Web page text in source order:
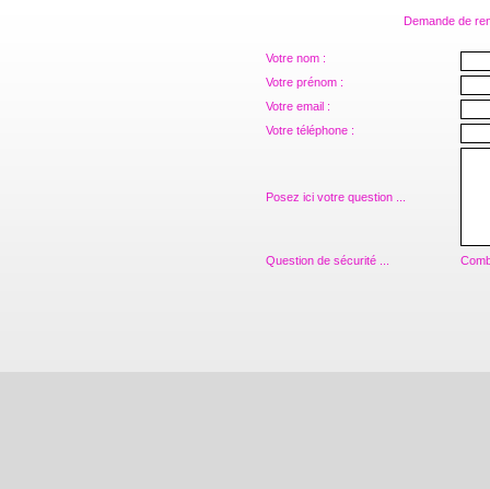
Demande de
Votre nom :
Votre prénom :
Votre email :
Votre téléphone :
Posez ici votre question ...
Question de sécurité ...